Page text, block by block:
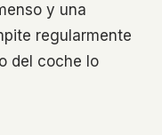
y una
regularmente
del coche lo